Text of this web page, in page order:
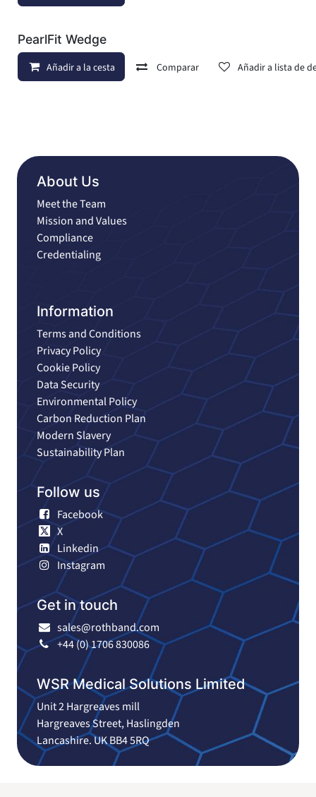
PearlFit Wedge
Añadir a la cesta Comparar Añadir a lista de
About Us
Meet the Team
Mission and Values
Compliance
Credentialing
Information
Terms and Conditions
Privacy Policy
Cookie Policy
Data Security
Environmental Policy
Carbon Reduction Plan
Modern Slavery
Sustainability Plan
Follow us
Facebook
X
Linkedin
Instagram
Get in touch
sales@rothband.com
+44 (0) 1706 830086
WSR Medical Solutions Limited
Unit 2 Hargreaves mill
Hargreaves Street, Haslingden
Lancashire. UK BB4 5RQ